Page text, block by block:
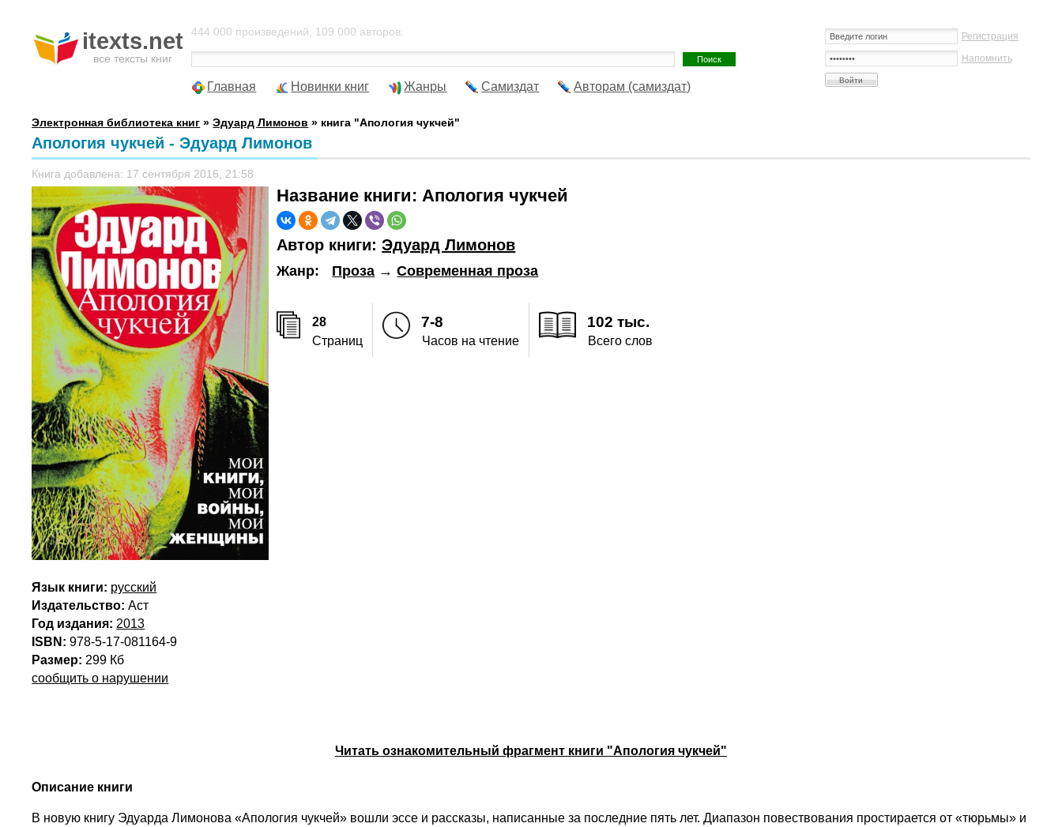
itexts.net
все тексты книг
Регистрация
Напомнить
444 000 произведений, 109 000 авторов.
Главная Новинки книг Жанры Самиздат Авторам (самиздат)
Электронная библиотека книг »Эдуард Лимонов » книга "Апология чукчей"
Апология чукчей - Эдуард Лимонов
Книга добавлена: 17 сентября 2016, 21:58
Название книги:Апология чукчей
Автор книги:Эдуард Лимонов
Жанр: Проза →Современная проза
28
Страниц
7-8
Часов на чтение
102 тыс.
Всего слов
Язык книги: русский
Издательство: Аст
Год издания: 2013
ISBN: 978-5-17-081164-9
Размер: 299 Кб
сообщить о нарушении
Читать ознакомительный фрагмент книги "Апология чукчей"
Описание книги
В новую книгу Эдуарда Лимонова «Апология чукчей» вошли эссе и рассказы, написанные за последние пять лет. Диапазон повествования простирается от «тюрьмы» и